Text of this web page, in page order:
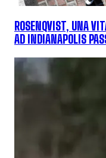
ROSENQVIST, UNA
AD INDIANAPOLIS